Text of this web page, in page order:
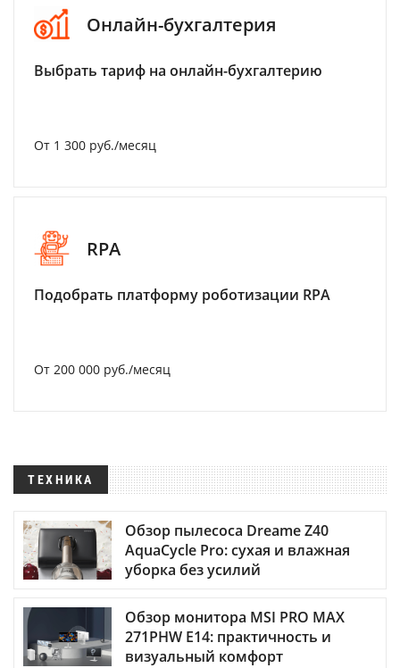
Онлайн-бухгалтерия
Выбрать тариф на онлайн-бухгалтерию
От 1 300 руб./месяц
RPA
Подобрать платформу роботизации RPA
От 200 000 руб./месяц
ТЕХНИКА
Обзор пылесоса Dreame Z40
AquaCycle Pro: сухая и влажная
уборка без усилий
Обзор монитора MSI PRO MAX
271PHW E14: практичность и
визуальный комфорт